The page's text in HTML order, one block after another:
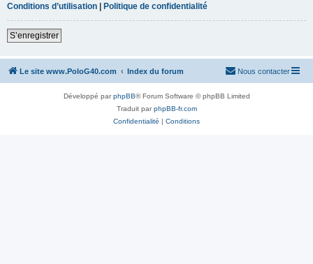
Conditions d’utilisation | Politique de confidentialité
S’enregistrer
Le site www.PoloG40.com Index du forum Nous contacter
Développé parphpBB® Forum Software © phpBB Limited
Traduit parphpBB-fr.com
Confidentialité | Conditions